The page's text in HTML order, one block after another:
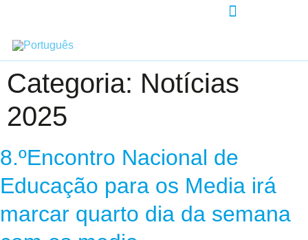
Categoria: Notícias
2025
8.ºEncontro Nacional de
Educação para os Media irá
marcar quarto dia da semana